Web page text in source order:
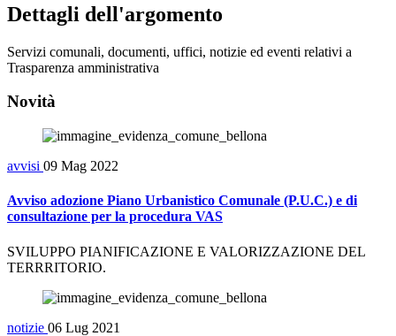
Dettagli dell'argomento
Servizi comunali, documenti, uffici, notizie ed eventi relativi a
Trasparenza amministrativa
Novità
avvisi 09 Mag 2022
Avviso adozione Piano Urbanistico Comunale (P.U.C.) e di
consultazione per la procedura VAS
SVILUPPO PIANIFICAZIONE E VALORIZZAZIONE DEL
TERRRITORIO.
notizie 06 Lug 2021